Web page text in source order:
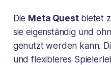
Die Meta Questbietet
sie eigenständig und
genutzt werden kann.
und flexibleres